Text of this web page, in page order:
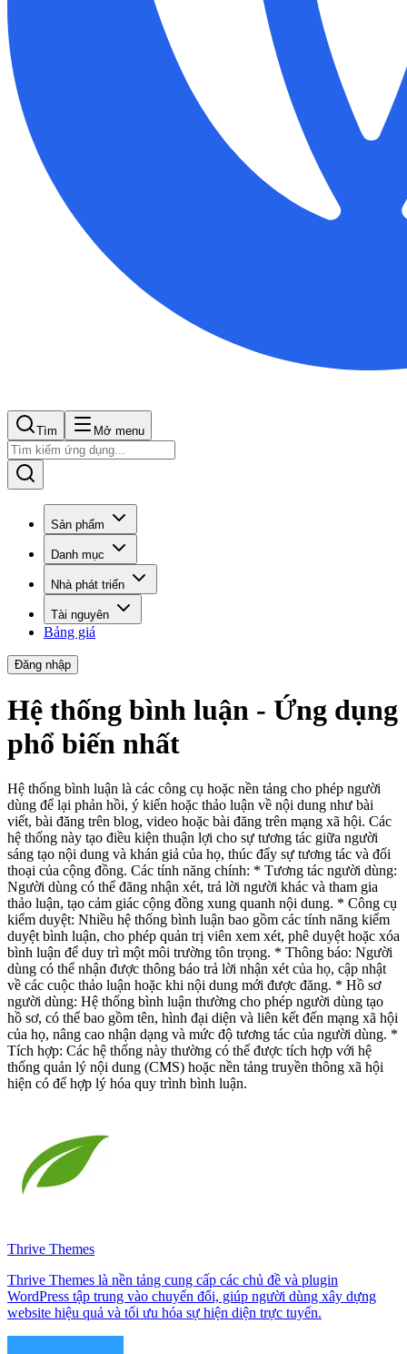
Tìm Mở menu
Sản phẩm
Danh mục
Nhà phát triển
Tài nguyên
Bảng giá
Đăng nhập
Hệ thống bình luận - Ứng dụng
phổ biến nhất
Hệ thống bình luận là các công cụ hoặc nền tảng cho phép người
dùng để lại phản hồi, ý kiến ​​hoặc thảo luận về nội dung như bài
viết, bài đăng trên blog, video hoặc bài đăng trên mạng xã hội. Các
hệ thống này tạo điều kiện thuận lợi cho sự tương tác giữa người
sáng tạo nội dung và khán giả của họ, thúc đẩy sự tương tác và đối
thoại của cộng đồng. Các tính năng chính: * Tương tác người dùng:
Người dùng có thể đăng nhận xét, trả lời người khác và tham gia
thảo luận, tạo cảm giác cộng đồng xung quanh nội dung. * Công cụ
kiểm duyệt: Nhiều hệ thống bình luận bao gồm các tính năng kiểm
duyệt bình luận, cho phép quản trị viên xem xét, phê duyệt hoặc xóa
bình luận để duy trì một môi trường tôn trọng. * Thông báo: Người
dùng có thể nhận được thông báo trả lời nhận xét của họ, cập nhật
về các cuộc thảo luận hoặc khi nội dung mới được đăng. * Hồ sơ
người dùng: Hệ thống bình luận thường cho phép người dùng tạo
hồ sơ, có thể bao gồm tên, hình đại diện và liên kết đến mạng xã hội
của họ, nâng cao nhận dạng và mức độ tương tác của người dùng. *
Tích hợp: Các hệ thống này thường có thể được tích hợp với hệ
thống quản lý nội dung (CMS) hoặc nền tảng truyền thông xã hội
hiện có để hợp lý hóa quy trình bình luận.
Thrive Themes
Thrive Themes là nền tảng cung cấp các chủ đề và plugin
WordPress tập trung vào chuyển đổi, giúp người dùng xây dựng
website hiệu quả và tối ưu hóa sự hiện diện trực tuyến.